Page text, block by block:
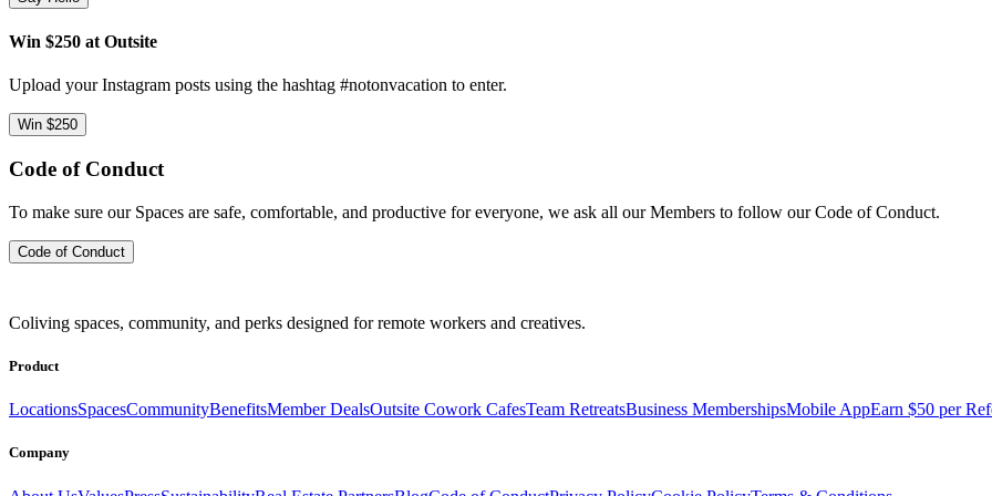
Win $250 at Outsite
Upload your Instagram posts using the hashtag #notonvacation to enter.
Win $250
Code of Conduct
To make sure our Spaces are safe, comfortable, and productive for everyone, we ask all our Members to follow our Code of Conduct.
Code of Conduct
Coliving spaces, community, and perks designed for remote workers and creatives.
Product
LocationsSpacesCommunityBenefitsMember DealsOutsite Cowork CafesTeam RetreatsBusiness MembershipsMobile AppEarn $50 per
Company